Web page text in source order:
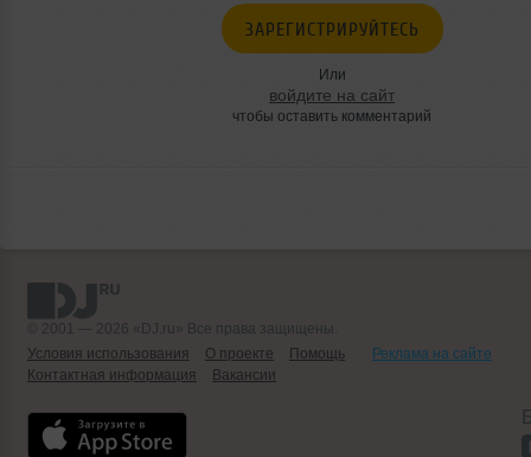
ЗАРЕГИСТРИРУЙТЕСЬ
Или
войдите на сайт
чтобы оставить комментарий
© 2001 — 2026 «DJ.ru» Все права защищены.
Условия использования
О проекте Помощь
Реклама на сайте
Контактная информация
Вакансии